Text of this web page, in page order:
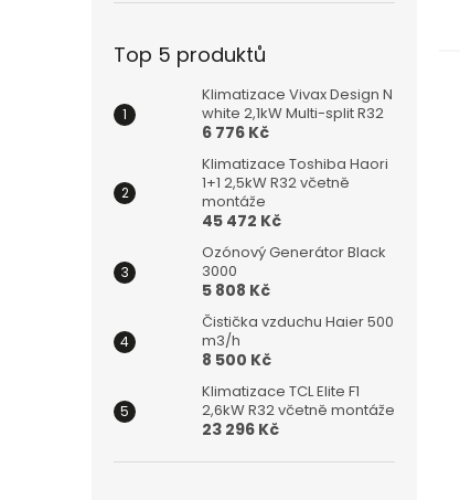
Top 5 produktů
Klimatizace Vivax Design N
white 2,1kW Multi-split R32
6 776 Kč
Klimatizace Toshiba Haori
1+1 2,5kW R32 včetně
montáže
45 472 Kč
Ozónový Generátor Black
3000
5 808 Kč
Čistička vzduchu Haier 500
m3/h
8 500 Kč
Klimatizace TCL Elite F1
2,6kW R32 včetně montáže
23 296 Kč